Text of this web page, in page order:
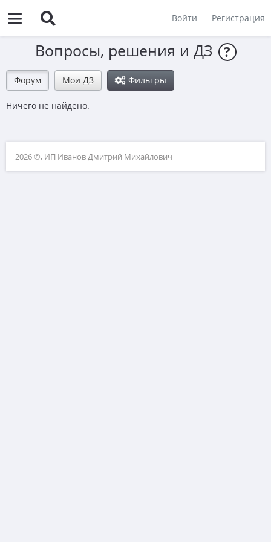
Войти Регистрация
Вопросы, решения и ДЗ ?
Форум Мои ДЗ Фильтры
Ничего не найдено.
2026 ©, ИП Иванов Дмитрий Михайлович